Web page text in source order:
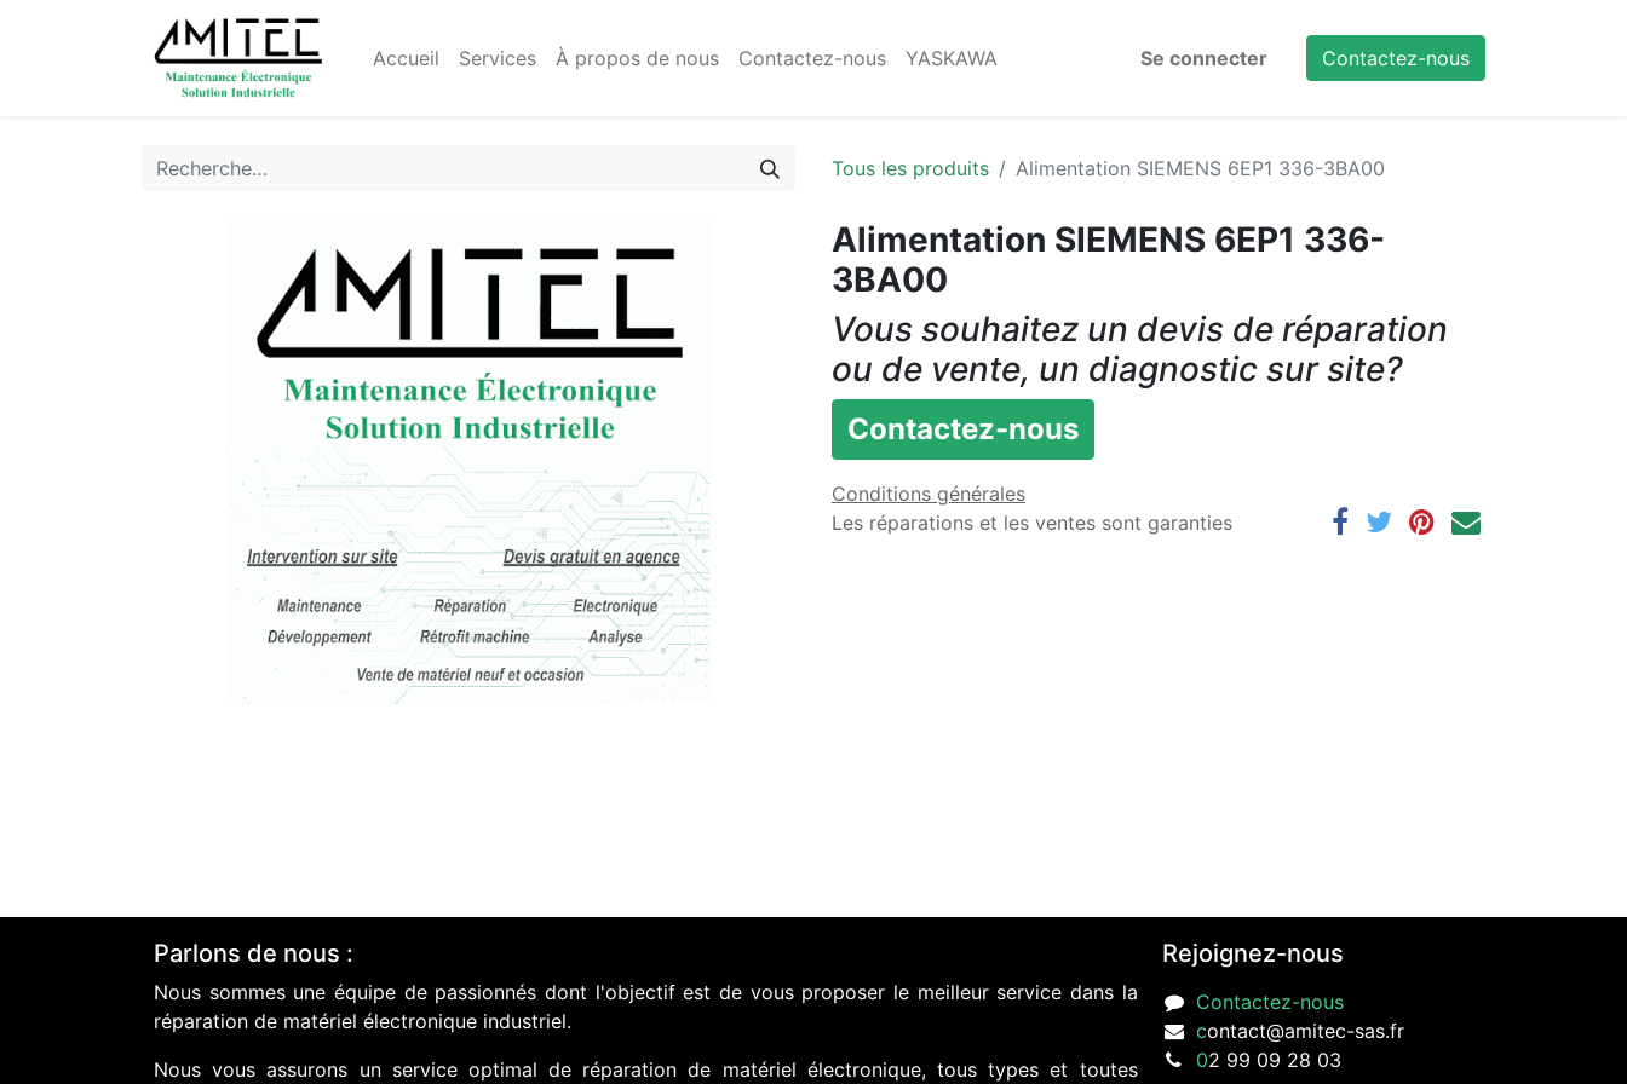
Accueil Services À propos de nous Contactez-nous YASKAWA Se connecter Contactez-nous
Tous les produits Alimentation SIEMENS 6EP1 336-3BA00
Alimentation SIEMENS 6EP1 336-
3BA00
Vous souhaitez un devis de réparation
ou de vente, un diagnostic sur site?
Contactez-nous
Conditions générales
Les réparations et les ventes sont garanties
Parlons de nous :
Nous sommes une équipe de passionnés dont l'objectif est de vous proposer le meilleur service dans la
réparation de matériel électronique industriel.
Nous vous assurons un service optimal de réparation de matériel électronique, tous types et toutes
Rejoignez-nous
Contactez-nous
contact@amitec-sas.fr
02 99 09 28 03